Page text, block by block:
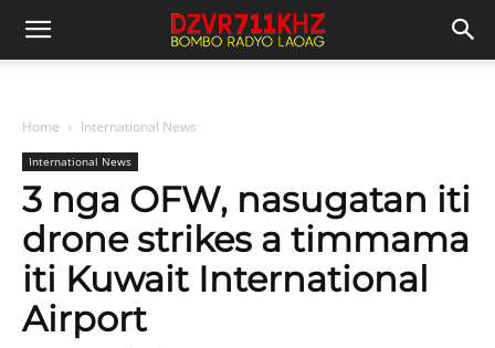
Home International News
International News
3 nga OFW, nasugatan iti
drone strikes a timmama
iti Kuwait International
Airport